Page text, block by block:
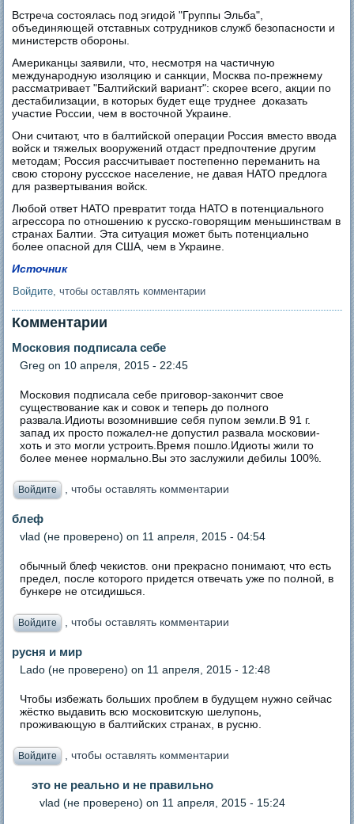
Встреча состоялась под эгидой "Группы Эльба",
объединяющей отставных сотрудников служб безопасности и
министерств обороны.
Американцы заявили, что, несмотря на частичную
международную изоляцию и санкции, Москва по-прежнему
рассматривает "Балтийский вариант": скорее всего, акции по
дестабилизации, в которых будет еще труднее доказать
участие России, чем в восточной Украине.
Они считают, что в балтийской операции Россия вместо ввода
войск и тяжелых вооружений отдаст предпочтение другим
методам; Россия рассчитывает постепенно переманить на
свою сторону руссское население, не давая НАТО предлога
для развертывания войск.
Любой ответ НАТО превратит тогда НАТО в потенциального
агрессора по отношению к русско-говорящим меньшинствам в
странах Балтии. Эта ситуация может быть потенциально
более опасной для США, чем в Украине.
Источник
Войдите , чтобы оставлять комментарии
Комментарии
Московия подписала себе
Greg on 10 апреля, 2015 - 22:45
Московия подписала себе приговор-закончит свое
существование как и совок и теперь до полного
развала.Идиоты возомнившие себя пупом земли.В 91 г.
запад их просто пожалел-не допустил развала московии-
хоть и это могли устроить.Время пошло.Идиоты жили то
более менее нормально.Вы это заслужили дебилы 100%.
Войдите , чтобы оставлять комментарии
блеф
vlad (не проверено) on 11 апреля, 2015 - 04:54
обычный блеф чекистов. они прекрасно понимают, что есть
предел, после которого придется отвечать уже по полной, в
бункере не отсидишься.
Войдите , чтобы оставлять комментарии
русня и мир
Lado (не проверено) on 11 апреля, 2015 - 12:48
Чтобы избежать больших проблем в будущем нужно сейчас
жёстко выдавить всю московитскую шелупонь,
проживающую в балтийских странах, в русню.
Войдите , чтобы оставлять комментарии
это не реально и не правильно
vlad (не проверено) on 11 апреля, 2015 - 15:24